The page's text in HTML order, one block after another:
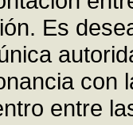
Es
con
entre